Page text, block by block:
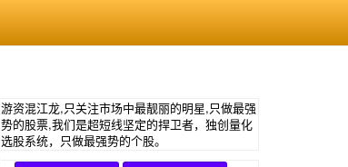
游资混江龙,只关注市场中最靓丽的明星,只做最强
势的股票,我们是超短线坚定的捍卫者，独创量化
选股系统，只做最强势的个股。